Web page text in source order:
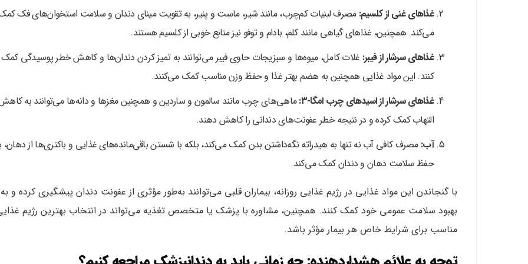
غذاهای غنی از کلسیم: مصرف لبنیات کم‌چرب، مانند شیر، ماست و پنیر، به تقویت مینای دندان و سلامت استخوان‌های فک
می‌کند. همچنین، غذاهای گیاهی مانند کلم، بادام و توفو نیز منابع خوبی از کلسیم هستند.
غذاهای سرشار از فیبر: غلات کامل، میوه‌ها و سبزیجات حاوی فیبر می‌توانند به تمیز کردن دندان‌ها و کاهش خطر پوسیدگی کمک
کنند. این مواد غذایی همچنین به هضم بهتر غذا و حفظ وزن مناسب کمک می‌کنند.
غذاهای سرشار از اسیدهای چرب امگا-۳:
ماهی‌های چرب مانند سالمون و ساردین و همچنین مغزها و دانه‌ها می‌توانند به
التهاب کمک کرده و در نتیجه خطر عفونت‌های دندانی را کاهش دهند.
آب: مصرف کافی آب نه تنها به هیدراته نگه‌داشتن بدن کمک می‌کند، بلکه با شستن باقی‌مانده‌های غذایی و باکتری‌ها از دهان،
حفظ سلامت دهان و دندان کمک می‌کند.
با گنجاندن این مواد غذایی در رژیم غذایی روزانه، بیماران قلبی می‌توانند به‌طور مؤثری از عفونت دندان پیشگیری کرده و به
بهبود سلامت عمومی خود کمک کنند. همچنین، مشاوره با پزشک یا متخصص تغذیه می‌تواند در انتخاب بهترین رژیم
مناسب برای شرایط خاص هر بیمار مؤثر باشد.